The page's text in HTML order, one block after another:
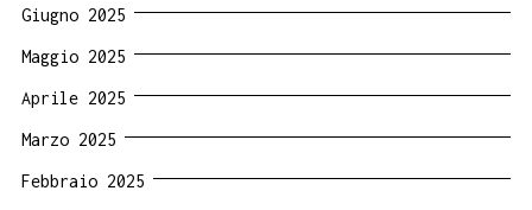
Giugno 2025
Maggio 2025
Aprile 2025
Marzo 2025
Febbraio 2025